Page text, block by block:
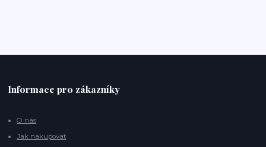
Informace pro zákazníky
O nás
Jak nakupovat